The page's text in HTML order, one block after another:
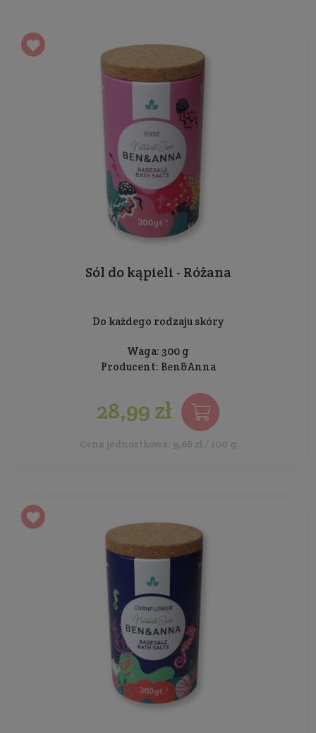
Sól do kąpieli - Różana
Do każdego rodzaju skóry
Waga: 300 g
Producent: Ben&Anna
28,99 zł
Cena jednostkowa: 9,66 zł / 100 g